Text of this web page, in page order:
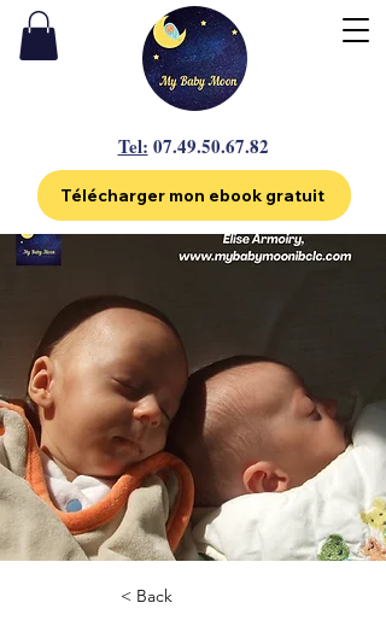
Tel: 07.49.50.67.82
Télécharger mon ebook gratuit
< Back